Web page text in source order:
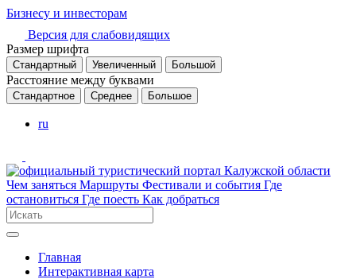
Бизнесу и инвесторам
Версия для слабовидящих
Размер шрифта
Стандартный Увеличенный Большой
Расстояние между буквами
Стандартное Среднее Большое
ru
Чем заняться Маршруты Фестивали и события Где
остановиться Где поесть Как добраться
Главная
Интерактивная карта